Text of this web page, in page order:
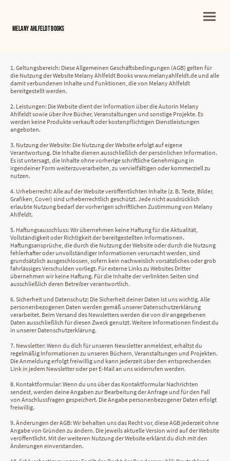
Melany Ahlfeldt BOOKS
1. Geltungsbereich: Diese Allgemeinen Geschäftsbedingungen (AGB) gelten für
die Nutzung der Website Melany Ahlfeldt Books www.melanyahlfeldt.de und alle
damit verbundenen Inhalte und Funktionen, die von Melany Ahlfeldt
bereitgestellt werden.
2. Leistungen: Die Website dient der Information über die Autorin Melany
Ahlfeldt sowie über ihre Bücher, Veranstaltungen und sonstige Projekte. Es
werden keine Produkte verkauft oder kostenpflichtigen Dienstleistungen
angeboten.
3. Nutzung der Website: Die Nutzung der Website erfolgt auf eigene
Verantwortung. Die Inhalte dienen ausschließlich der persönlichen Information.
Es ist untersagt, die Inhalte ohne vorherige schriftliche Genehmigung in
irgendeiner Form weiterzuverarbeiten, zu vervielfältigen oder kommerziell zu
nutzen.
4. Urheberrecht: Alle auf der Website veröffentlichten Inhalte (z. B. Texte, Bilder,
Grafiken, Cover) sind urheberrechtlich geschützt. Jede nicht ausdrücklich
erlaubte Nutzung bedarf der vorherigen schriftlichen Zustimmung von Melany
Ahlfeldt.
5. Haftungsausschluss: Wir übernehmen keine Haftung für die Aktualität,
Vollständigkeit oder Richtigkeit der bereitgestellten Informationen.
Haftungsansprüche, die durch die Nutzung der Website oder durch die Nutzung
fehlerhafter oder unvollständiger Informationen verursacht werden, sind
grundsätzlich ausgeschlossen, sofern kein nachweislich vorsätzliches oder grob
fahrlässiges Verschulden vorliegt. Für externe Links zu Websites Dritter
übernehmen wir keine Haftung. Für die Inhalte der verlinkten Seiten sind
ausschließlich deren Betreiber verantwortlich.
6. Sicherheit und Datenschutz: Die Sicherheit deiner Daten ist uns wichtig. Alle
personenbezogenen Daten werden gemäß unserer Datenschutzerklärung
verarbeitet. Beim Versand des Newsletters werden die von dir angegebenen
Daten ausschließlich für diesen Zweck genutzt. Weitere Informationen findest du
in unserer Datenschutzerklärung.
7. Newsletter: Wenn du dich für unseren Newsletter anmeldest, erhältst du
regelmäßig Informationen zu unseren Büchern, Veranstaltungen und Projekten.
Die Anmeldung erfolgt freiwillig und kann jederzeit über den entsprechenden
Link in jedem Newsletter oder per E-Mail an uns widerrufen werden.
8. Kontaktformular: Wenn du uns über das Kontaktformular Nachrichten
sendest, werden deine Angaben zur Bearbeitung der Anfrage und für den Fall
von Anschlussfragen gespeichert. Die Angabe personenbezogener Daten erfolgt
freiwillig.
9. Änderungen der AGB: Wir behalten uns das Recht vor, diese AGB jederzeit ohne
Angabe von Gründen zu ändern. Die jeweils aktuelle Version wird auf der Website
veröffentlicht. Mit der weiteren Nutzung der Website erklärst du dich mit den
Änderungen einverstanden.